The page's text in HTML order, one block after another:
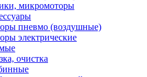
микромоторы
пневмо (воздушные)
электрические
очистка